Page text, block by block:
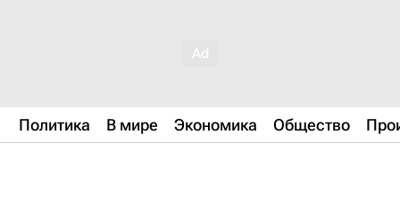
Политика В мире Экономика Общество